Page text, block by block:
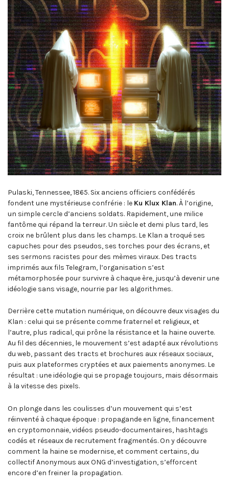
Pulaski, Tennessee, 1865. Six anciens officiers confédérés
fondent une mystérieuse confrérie : le Ku Klux Klan. À l’origine,
un simple cercle d’anciens soldats. Rapidement, une milice
fantôme qui répand la terreur. Un siècle et demi plus tard, les
croix ne brûlent plus dans les champs. Le Klan a troqué ses
capuches pour des pseudos, ses torches pour des écrans, et
ses sermons racistes pour des mèmes viraux. Des tracts
imprimés aux fils Telegram, l’organisation s’est
métamorphosée pour survivre à chaque ère, jusqu’à devenir une
idéologie sans visage, nourrie par les algorithmes.
Derrière cette mutation numérique, on découvre deux visages du
Klan : celui qui se présente comme fraternel et religieux, et
l’autre, plus radical, qui prône la résistance et la haine ouverte.
Au fil des décennies, le mouvement s’est adapté aux révolutions
du web, passant des tracts et brochures aux réseaux sociaux,
puis aux plateformes cryptées et aux paiements anonymes. Le
résultat : une idéologie qui se propage toujours, mais désormais
à la vitesse des pixels.
On plonge dans les coulisses d’un mouvement qui s’est
réinventé à chaque époque : propagande en ligne, financement
en cryptomonnaie, vidéos pseudo-documentaires, hashtags
codés et réseaux de recrutement fragmentés. On y découvre
comment la haine se modernise, et comment certains, du
collectif Anonymous aux ONG d’investigation, s’efforcent
encore d’en freiner la propagation.